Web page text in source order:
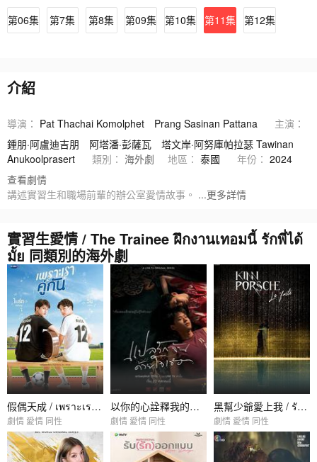
第06集 第7集 第8集 第09集 第10集 第11集 第12集
介紹
導演： Pat Thachai Komolphet Prang Sasinan Pattana
主演：
鍾朋·阿盧迪吉朋
阿塔潘·彭薩瓦
塔文岸·阿努庫帕拉瑟 Tawinan
Anukoolprasert
類別： 海外劇 地區： 泰國 年份： 2024
查看劇情
講述實習生和職場前輩的辦公室愛情故事。 ...更多詳情
實習生愛情 / The Trainee ฝึกงานเทอมนี้ รักพี่ได้
มั้ย 同類別的海外劇
假偶天成 / เพราะเราคู่กัน
劇情 愛情 同性
以你的心詮釋我的愛 / แปลรักฉันด้วยใจเธอ
劇情 愛情 同性
黑幫少爺愛上我 / รักโครตร้ายสุดท้ายโครตรัก
劇情 愛情 同性